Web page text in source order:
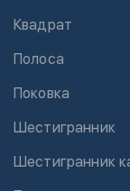
Квадрат
Полоса
Поковка
Шестигранник
Шестигранник